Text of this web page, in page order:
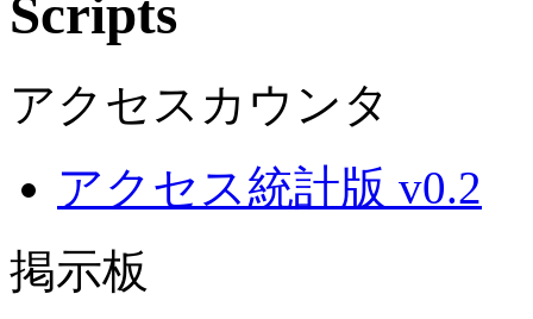
アクセスカウンタ
アクセス統計版 v0.2
掲示板